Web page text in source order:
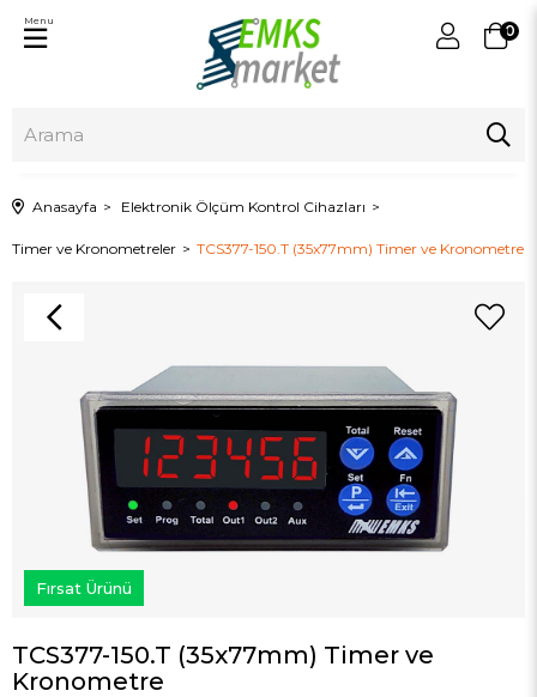
0
Menu
Anasayfa Elektronik Ölçüm Kontrol Cihazları
Timer ve Kronometreler TCS377-150.T (35x77mm) Timer ve Kronometre
Fırsat Ürünü
TCS377-150.T (35x77mm) Timer ve
Kronometre